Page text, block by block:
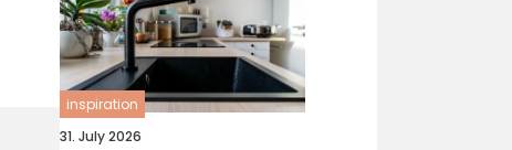
inspiration
31. July 2026